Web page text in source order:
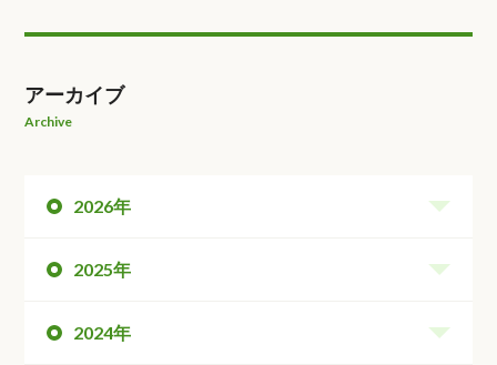
アーカイブ
Archive
2026年
2025年
2024年